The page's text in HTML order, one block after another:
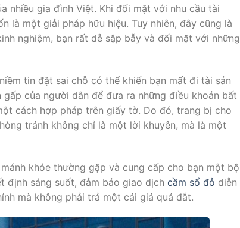
nhiều gia đình Việt. Khi đối mặt với nhu cầu tài
là một giải pháp hữu hiệu. Tuy nhiên, đây cũng là
nghiệm, bạn rất dễ sập bẫy và đối mặt với những
tin đặt sai chỗ có thể khiến bạn mất đi tài sản
của người dân để đưa ra những điều khoản bất
cách hợp pháp trên giấy tờ. Do đó, trang bị cho
tránh không chỉ là một lời khuyên, mà là một
khóe thường gặp và cung cấp cho bạn một bộ
định sáng suốt, đảm bảo giao dịch cầm sổ đỏ diễn
mà không phải trả một cái giá quá đắt.